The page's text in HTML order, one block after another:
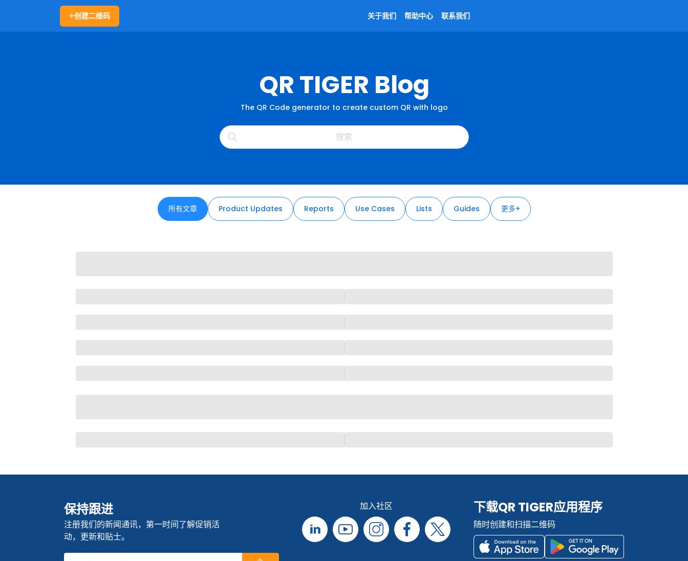
创建二维码 关于我们 帮助中心 联系我们
QR TIGER Blog
The QR Code generator to create custom QR with logo
所有文章 Product Updates Reports Use Cases Lists Guides 更多+
保持跟进
注册我们的新闻通讯，第一时间了解促销活
动，更新和贴士。
加入社区 下载QR TIGER应用程序
随时创建和扫描二维码